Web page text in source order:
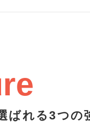
ばれる3つの